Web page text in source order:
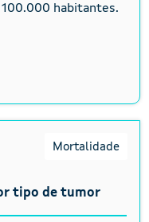
habitantes.
Mortalidade
tipo de tumor